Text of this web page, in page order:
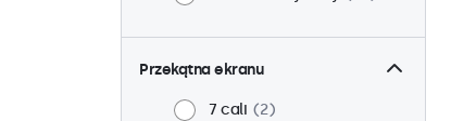
Przekątna ekranu
7 cali
2